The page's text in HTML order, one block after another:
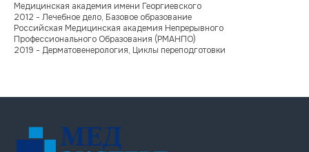
Медицинская академия имени Георгиевского
2012 - Лечебное дело, Базовое образование
Российская Медицинская академия Непрерывного
Профессионального Образования (РМАНПО)
2019 - Дерматовенерология, Циклы переподготовки
ООО «МЕДЭКСПЕРТ»
ИНН 9103083936/
КПП 910201001
О центре